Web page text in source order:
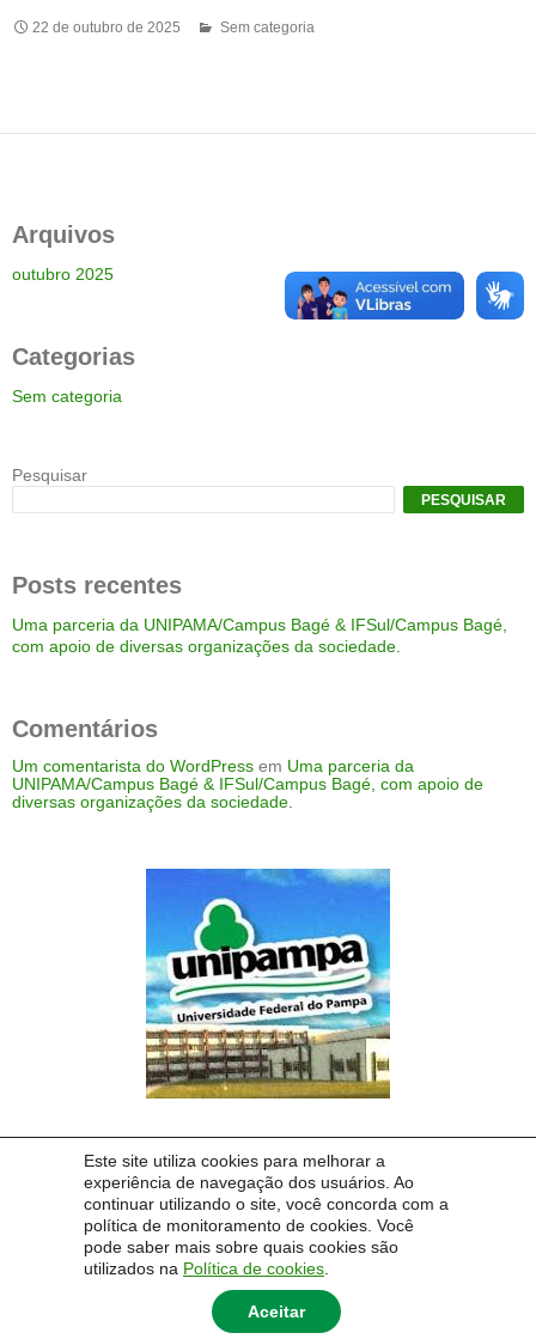
Este site utiliza cookies para melhorar a
experiência de navegação dos usuários. Ao
continuar utilizando o site, você concorda com a
política de monitoramento de cookies. Você
pode saber mais sobre quais cookies são
utilizados na Política de cookies
Aceitar
22 de outubro de 2025 Sem categoria
Arquivos
outubro 2025
Categorias
Sem categoria
Pesquisar
PESQUISAR
Posts recentes
Uma parceria da UNIPAMA/Campus Bagé & IFSul/Campus Bagé,
com apoio de diversas organizações da sociedade.
Comentários
Um comentarista do WordPress em Uma parceria da
UNIPAMA/Campus Bagé & IFSul/Campus Bagé, com apoio de
diversas organizações da sociedade.